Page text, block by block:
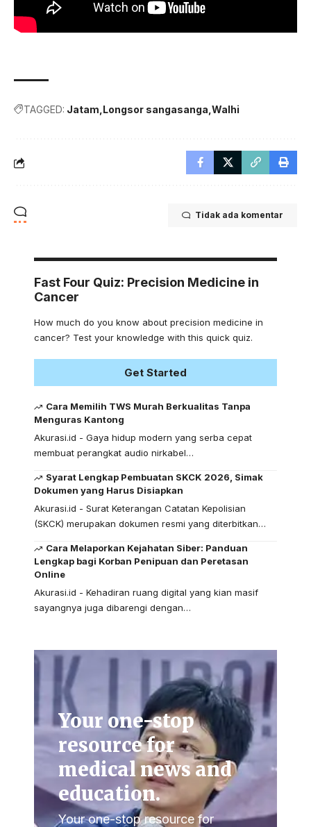
TAGGED: Jatam Longsor sangasanga Walhi
Tidak ada komentar
Fast Four Quiz: Precision Medicine in
Cancer
How much do you know about precision medicine in
cancer? Test your knowledge with this quick quiz.
Get Started
Cara Memilih TWS Murah Berkualitas Tanpa
Menguras Kantong
Akurasi.id - Gaya hidup modern yang serba cepat
membuat perangkat audio nirkabel…
Syarat Lengkap Pembuatan SKCK 2026, Simak
Dokumen yang Harus Disiapkan
Akurasi.id - Surat Keterangan Catatan Kepolisian
(SKCK) merupakan dokumen resmi yang diterbitkan…
Cara Melaporkan Kejahatan Siber: Panduan
Lengkap bagi Korban Penipuan dan Peretasan
Online
Akurasi.id - Kehadiran ruang digital yang kian masif
sayangnya juga dibarengi dengan…
Your one-stop
resource for
medical news and
education.
Your one-stop resource for